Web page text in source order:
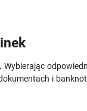
Wybierając
i